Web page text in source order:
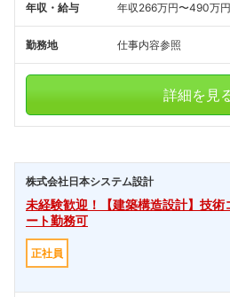
年収・給与 年収266万円〜490万円
勤務地 仕事内容参照
詳細を見
株式会社日本システム設計
未経験歓迎！【建築構造設計】技
ート勤務可
正社員